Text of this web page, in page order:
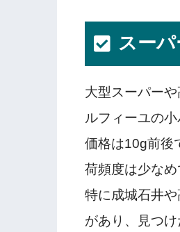
スーパ
大型スーパー
ルフィーユの
価格は10g前後
荷頻度は少なめ
特に成城石井
があり、見つけ